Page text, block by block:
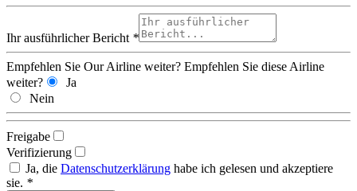
Ihr ausführlicher Bericht *
Empfehlen Sie Our Airline weiter? Empfehlen Sie diese Airline
weiter?
Ja
Nein
Freigabe
Verifizierung
Ja, die Datenschutzerklärung habe ich gelesen und akzeptiere
sie. *